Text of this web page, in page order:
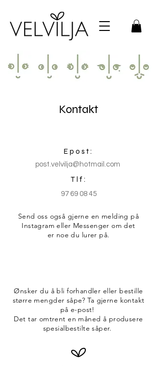
Kontakt
Epost:
post.velvilja@hotmail.com
Tlf:
97 69 08 45
Send oss også gjerne en melding på
Instagram eller Messenger om det
er noe du lurer på.
Ønsker du å bli forhandler eller bestille
større mengder såpe? Ta gjerne kontakt
på e-post!
Det tar omtrent en måned å produsere
spesialbestilte såper.